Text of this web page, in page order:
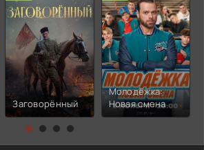
Заговорённый
Молодёжка:
Новая смена